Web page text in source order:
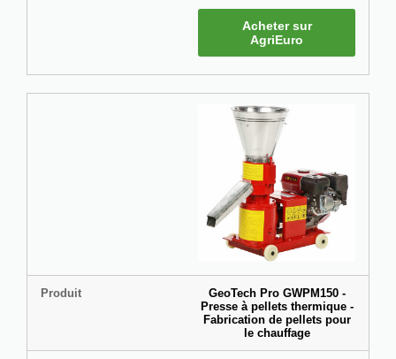
Acheter sur
AgriEuro
Produit
GeoTech Pro GWPM150 -
Presse à pellets thermique -
Fabrication de pellets pour
le chauffage